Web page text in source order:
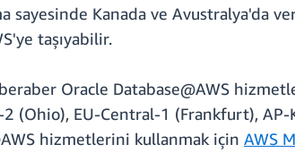
sayesinde Kanada ve Avustralya'da
taşıyabilir.
Oracle Database@AWS
2 (Ohio), EU-Central-1 (Frankfurt),
hizmetlerini kullanmak için AWS